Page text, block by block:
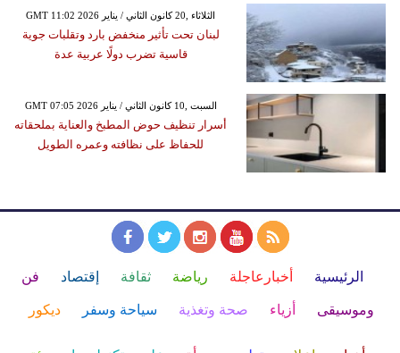
GMT 11:02 2026 الثلاثاء ,20 كانون الثاني / يناير
لبنان تحت تأثير منخفض بارد وتقلبات جوية
قاسية تضرب دولًا عربية عدة
GMT 07:05 2026 السبت ,10 كانون الثاني / يناير
أسرار تنظيف حوض المطبخ والعناية بملحقاته
للحفاظ على نظافته وعمره الطويل
الرئيسية أخبارعاجلة رياضة ثقافة إقتصاد فن
وموسيقى أزياء صحة وتغذية سياحة وسفر ديكور